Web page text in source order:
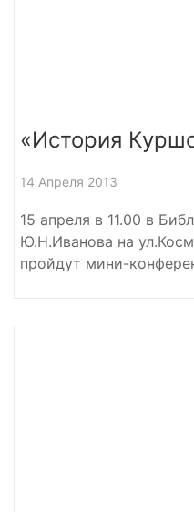
«История
14 Апреля 2013
15 апреля в 11.00 в
Ю.Н.Иванова на
пройдут мини-